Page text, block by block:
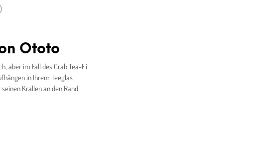
Ototo
aber im Fall des Crab Tea-Ei
in Ihrem Teeglas
Krallen an den Rand